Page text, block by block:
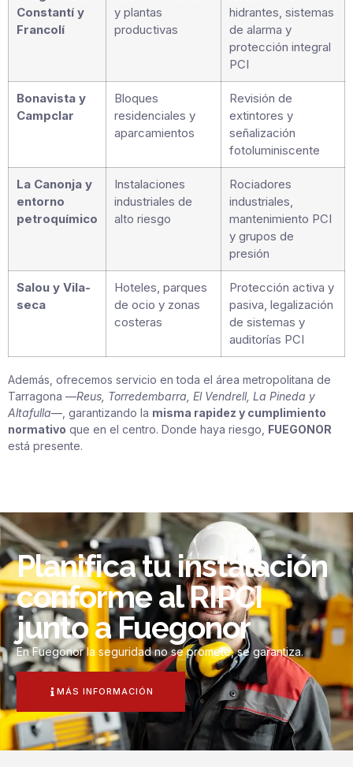
Constantí y
Francolí
y plantas
productivas
hidrantes, sistemas
de alarma y
protección integral
PCI
Bonavista y
Campclar
Bloques
residenciales y
aparcamientos
Revisión de
extintores y
señalización
fotoluminiscente
La Canonja y
entorno
petroquímico
Instalaciones
industriales de
alto riesgo
Rociadores
industriales,
mantenimiento PCI
y grupos de
presión
Salou y Vila-
seca
Hoteles, parques
de ocio y zonas
costeras
Protección activa y
pasiva, legalización
de sistemas y
auditorías PCI
Además, ofrecemos servicio en toda el área metropolitana de
Tarragona —Reus, Torredembarra, El Vendrell, La Pineda y
Altafulla—, garantizando la misma rapidez y cumplimiento
normativo que en el centro. Donde haya riesgo, FUEGONOR
está presente.
Planifica tu instalación
conforme al RIPCI
junto a Fuegonor
En Fuegonor la seguridad no se promete, se garantiza.
MÁS INFORMACIÓN